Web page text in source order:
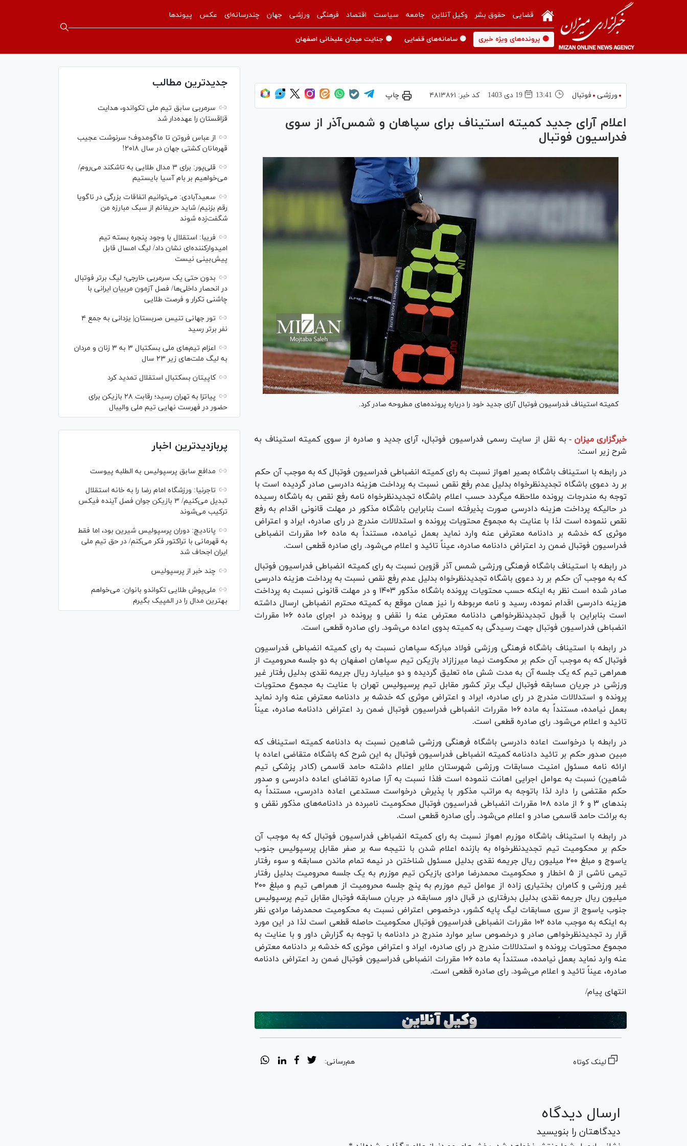
قضایی حقوق بشر وکیل آنلاین جامعه سیاست اقتصاد فرهنگی ورزشی جهان چندرسانه‌ای عکس پیوندها
🟡 پرونده‌های ویژه خبری 🟡 سامانه‌های قضایی 🟡 جنایت میدان علیخانی اصفهان
ورزشی فوتبال 13:41 19 دی 1403 کد خبر: ۴۸۱۳۸۶۱ چاپ
اعلام آرای جدید کمیته استیناف برای سپاهان و شمس‌آذر از سوی
فدراسیون فوتبال
کمیته استیناف فدراسیون فوتبال آرای جدید خود را درباره پرونده‌های مطروحه صادر کرد.
خبرگزاری میزان - به نقل از سایت رسمی فدراسیون فوتبال، آرای جدید و صادره از سوی کمیته استیناف به
شرح زیر است:
در رابطه با استیناف باشگاه بصیر اهواز نسبت به رای کمیته انضباطی فدراسیون فوتبال که به موجب آن حکم
بر رد دعوی باشگاه تجدیدنظرخواه بدلیل عدم رفع نقص نسبت به پرداخت هزینه دادرسی صادر گردیده است با
توجه به مندرجات پرونده ملاحظه میگردد حسب اعلام باشگاه تجدیدنظرخواه نامه رفع نقص به باشگاه رسیده
در حالیکه پرداخت هزینه دادرسی صورت پذیرفته است بنابراین باشگاه مذکور در مهلت قانونی اقدام به رفع
نقص ننموده است لذا با عنایت به مجموع محتویات پرونده و استدلالات مندرج در رای صادره، ایراد و اعتراض
موثری که خدشه بر دادنامه معترض عنه وارد نماید بعمل نیامده، مستنداً به ماده ۱۰۶ مقررات انضباطی
فدراسیون فوتبال ضمن رد اعتراض دادنامه صادره، عیناً تائید و اعلام می‌شود. رای صادره قطعی است.
در رابطه با استیناف باشگاه فرهنگی ورزشی شمس آذر قزوین نسبت به رای کمیته انضباطی فدراسیون فوتبال
که به موجب آن حکم بر رد دعوی باشگاه تجدیدنظرخواه بدلیل عدم رفع نقص نسبت به پرداخت هزینه دادرسی
صادر شده است نظر به اینکه حسب محتویات پرونده باشگاه مذکور ۱۴۰۳ و در مهلت قانونی نسبت به پرداخت
هزینه دادرسی اقدام نموده، رسید و نامه مربوطه را نیز همان موقع به کمیته محترم انضباطی ارسال داشته
است بنابراین با قبول تجدیدنظرخواهی دادنامه معترض عنه را نقض و پرونده در اجرای ماده ۱۰۶ مقررات
انضباطی فدراسیون فوتبال جهت رسیدگی به کمیته بدوی اعاده می‌شود. رای صادره قطعی است.
در رابطه با استیناف باشگاه فرهنگی ورزشی فولاد مبارکه سپاهان نسبت به رای کمیته انضباطی فدراسیون
فوتبال که به موجب آن حکم بر محکومت نیما میرزازاد بازیکن تیم سپاهان اصفهان به دو جلسه محرومیت از
همراهی تیم که یک جلسه آن به مدت شش ماه تعلیق گردیده و دو میلیارد ریال جریمه نقدی بدلیل رفتار غیر
ورزشی در جریان مسابقه فوتبال لیگ برتر کشور مقابل تیم پرسپولیس تهران با عنایت به مجموع محتویات
پرونده و استدلالات مندرج در رای صادره، ایراد و اعتراض موثری که خدشه بر دادنامه معترض عنه وارد نماید
بعمل نیامده، مستنداً به ماده ۱۰۶ مقررات انضباطی فدراسیون فوتبال ضمن رد اعتراض دادنامه صادره، عیناً
تائید و اعلام می‌شود. رای صادره قطعی است.
در رابطه با درخواست اعاده دادرسی باشگاه فرهنگی ورزشی شاهین نسبت به دادنامه کمیته استیناف که
مبین صدور حکم بر تائید دادنامه کمیته انضباطی فدراسیون فوتبال به این شرح که باشگاه متقاضی اعاده با
ارائه نامه مسئول امنیت مسابقات ورزشی شهرستان ملایر اعلام داشته حامد قاسمی (کادر پزشکی تیم
شاهین) نسبت به عوامل اجرایی اهانت ننموده است فلذا نسبت به آرا صادره تقاضای اعاده دادرسی و صدور
حکم مقتضی را دارد لذا باتوجه به مراتب مذکور با پذیرش درخواست مستدعی اعاده دادرسی، مستنداً به
بند‌های ۳ و ۶ از ماده ۱۰۸ مقررات انضباطی فدراسیون فوتبال محکومیت نامبرده در دادنامه‌های مذکور نقض و
به برائت حامد قاسمی صادر و اعلام می‌شود. رأی صادره قطعی است.
در رابطه با استیناف باشگاه موزرم اهواز نسبت به رای کمیته انضباطی فدراسیون فوتبال که به موجب آن
حکم بر محکومیت تیم تجدیدنظرخواه به بازنده اعلام شدن با نتیجه سه بر صفر مقابل پرسپولیس جنوب
یاسوج و مبلغ ۲۰۰ میلیون ریال جریمه نقدی بدلیل مسئول شناختن در نیمه تمام ماندن مسابقه و سوء رفتار
تیمی ناشی از ۵ اخطار و محکومیت محمدرضا مرادی بازیکن تیم موزرم به یک جلسه محرومیت بدلیل رفتار
غیر ورزشی و کامران بختیاری زاده از عوامل تیم موزرم به پنج جلسه محرومیت از همراهی تیم و مبلغ ۲۰۰
میلیون ریال جریمه نقدی بدلیل بدرفتاری در قبال داور مسابقه در جریان مسابقه فوتبال مقابل تیم پرسپولیس
جنوب یاسوج از سری مسابقات لیگ پایه کشور، درخصوص اعتراض نسبت به محکومیت محمدرضا مرادی نظر
به اینکه به موجب ماده ۱۰۲ مقررات انضباطی فدراسیون فوتبال محکومیت حاصله قطعی است لذا در این مورد
قرار رد تجدیدنظرخواهی صادر و درخصوص سایر موارد مندرج در دادنامه با توجه به گزارش داور و با عنایت به
مجموع محتویات پرونده و استدلالات مندرج در رای صادره، ایراد و اعتراض موثری که خدشه بر دادنامه معترض
عنه وارد نماید بعمل نیامده، مستنداً به ماده ۱۰۶ مقررات انضباطی فدراسیون فوتبال ضمن رد اعتراض دادنامه
صادره، عیناً تائید و اعلام می‌شود. رای صادره قطعی است.
انتهای پیام/
لینک کوتاه هم‌رسانی:
ارسال دیدگاه
دیدگاهتان را بنویسید
جدیدترین مطالب
سرمربی سابق تیم ملی تکواندو، هدایت
قزاقستان را عهده‌دار شد
از عباس فروتن تا ماگومدوف؛ سرنوشت عجیب
قهرمانان کشتی جهان در سال ۲۰۱۸!
قلی‌پور: برای ۳ مدال طلایی به تاشکند می‌روم/
می‌خواهیم بر بام آسیا بایستیم
سعیدآبادی: می‌توانیم اتفاقات بزرگی در ناگویا
رقم بزنیم/ شاید حریفانم از سبک مبارزه من
شگفت‌زده شوند
فریبا: استقلال با وجود پنجره بسته تیم
امیدوارکننده‌ای نشان داد/ لیگ امسال قابل
پیش‌بینی نیست
بدون حتی یک سرمربی خارجی؛ لیگ برتر فوتبال
در انحصار داخلی‌ها/ فصل آزمون مربیان ایرانی با
چاشنی تکرار و فرصت طلایی
تور جهانی تنیس صربستان| یزدانی به جمع ۴
نفر برتر رسید
اعزام تیم‌های ملی بسکتبال ۳ به ۳ زنان و مردان
به لیگ ملت‌های زیر ۲۳ سال
کاپیتان بسکتبال استقلال تمدید کرد
پیاتزا به تهران رسید؛ رقابت ۲۸ بازیکن برای
حضور در فهرست نهایی تیم ملی والیبال
پربازدیدترین اخبار
مدافع سابق پرسپولیس به الطلبه پیوست
تاجرنیا: ورزشگاه امام رضا را به خانه استقلال
تبدیل می‌کنیم/ ۳ بازیکن جوان فصل آینده فیکس
ترکیب می‌شوند
پانادیچ: دوران پرسپولیس شیرین بود، اما فقط
به قهرمانی با تراکتور فکر می‌کنم/ در حق تیم ملی
ایران اجحاف شد
چند خبر از پرسپولیس
ملی‌پوش‌ طلایی تکواندو بانوان: می‌خواهم
بهترین مدال را در المپیک بگیرم